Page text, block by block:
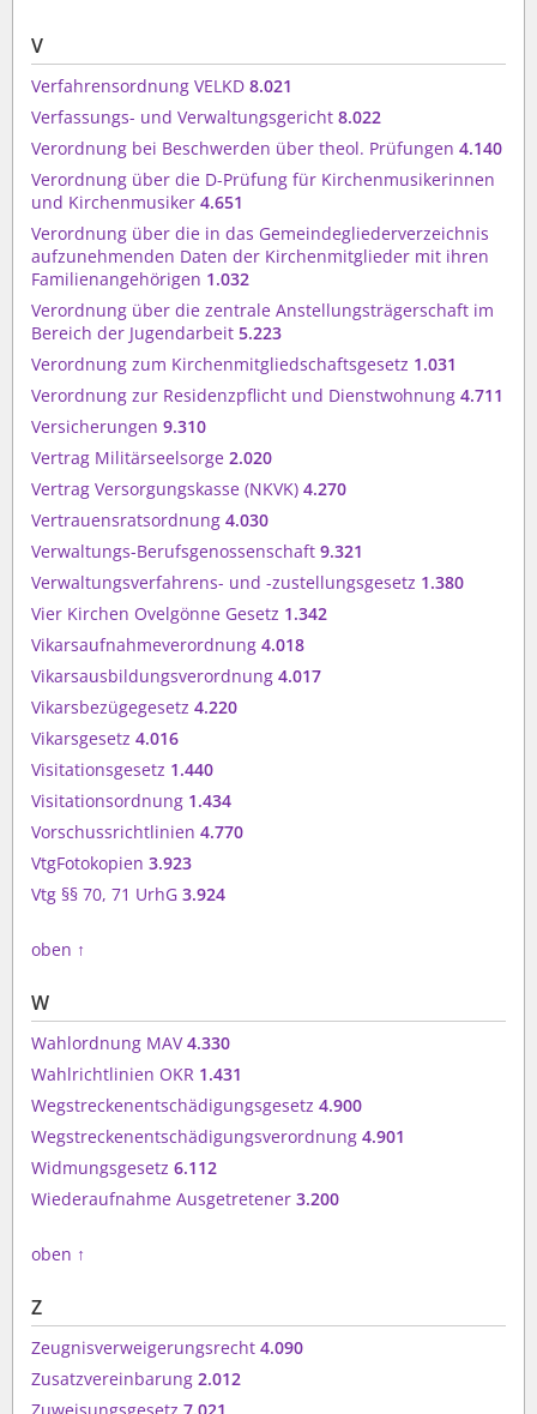
V
Verfahrensordnung VELKD 8.021
Verfassungs- und Verwaltungsgericht 8.022
Verordnung bei Beschwerden über theol. Prüfungen 4.140
Verordnung über die D-Prüfung für Kirchenmusikerinnen
und Kirchenmusiker 4.651
Verordnung über die in das Gemeindegliederverzeichnis
aufzunehmenden Daten der Kirchenmitglieder mit ihren
Familienangehörigen 1.032
Verordnung über die zentrale Anstellungsträgerschaft im
Bereich der Jugendarbeit 5.223
Verordnung zum Kirchenmitgliedschaftsgesetz 1.031
Verordnung zur Residenzpflicht und Dienstwohnung 4.711
Versicherungen 9.310
Vertrag Militärseelsorge 2.020
Vertrag Versorgungskasse (NKVK) 4.270
Vertrauensratsordnung 4.030
Verwaltungs-Berufsgenossenschaft 9.321
Verwaltungsverfahrens- und -zustellungsgesetz 1.380
Vier Kirchen Ovelgönne Gesetz 1.342
Vikarsaufnahmeverordnung 4.018
Vikarsausbildungsverordnung 4.017
Vikarsbezügegesetz 4.220
Vikarsgesetz 4.016
Visitationsgesetz 1.440
Visitationsordnung 1.434
Vorschussrichtlinien 4.770
VtgFotokopien 3.923
Vtg §§ 70, 71 UrhG 3.924
oben ↑
W
Wahlordnung MAV4.330
Wahlrichtlinien OKR 1.431
Wegstreckenentschädigungsgesetz 4.900
Wegstreckenentschädigungsverordnung 4.901
Widmungsgesetz 6.112
Wiederaufnahme Ausgetretener 3.200
oben ↑
Z
Zeugnisverweigerungsrecht 4.090
Zusatzvereinbarung 2.012